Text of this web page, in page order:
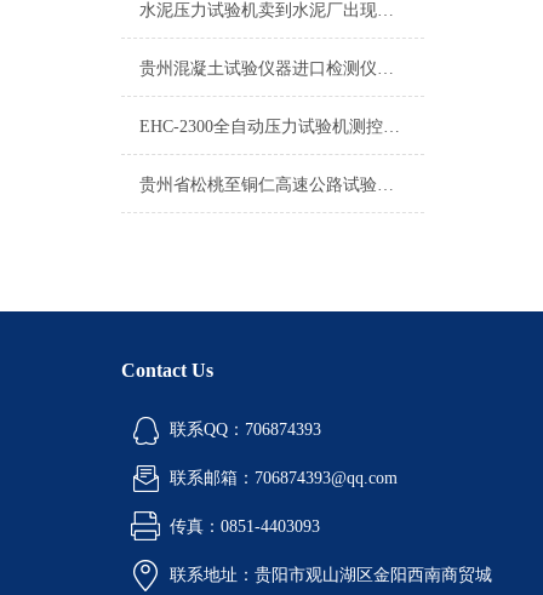
水泥压力试验机卖到水泥厂出现很多问题的原因？
贵州混凝土试验仪器进口检测仪器*维修质优价廉
EHC-2300全自动压力试验机测控系统通讯灯为什么不亮
贵州省松桃至铜仁高速公路试验仪器
Contact Us
联系QQ：706874393
联系邮箱：706874393@qq.com
传真：0851-4403093
联系地址：贵阳市观山湖区金阳西南商贸城